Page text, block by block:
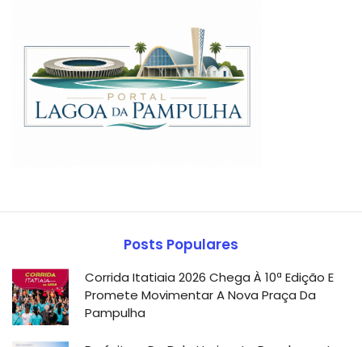
Posts Populares
Corrida Itatiaia 2026 Chega À 10ª Edição E
Promete Movimentar A Nova Praça Da
Pampulha